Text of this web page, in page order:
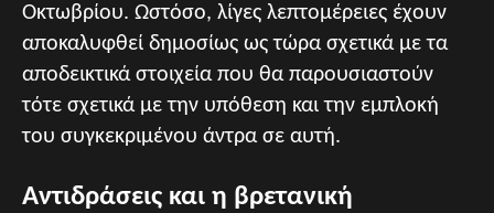
Οκτωβρίου. Ωστόσο, λίγες λεπτομέρειες έχουν
αποκαλυφθεί δημοσίως ως τώρα σχετικά με τα
αποδεικτικά στοιχεία που θα παρουσιαστούν
τότε σχετικά με την υπόθεση και την εμπλοκή
του συγκεκριμένου άντρα σε αυτή.
Aντιδράσεις και η βρετανική